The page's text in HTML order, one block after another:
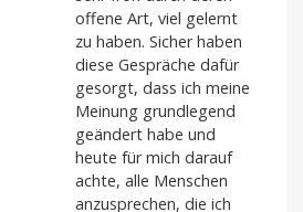
offene Art, viel gelernt
zu haben. Sicher haben
diese Gespräche dafür
gesorgt, dass ich meine
Meinung grundlegend
geändert habe und
heute für mich darauf
achte, alle Menschen
anzusprechen, die ich